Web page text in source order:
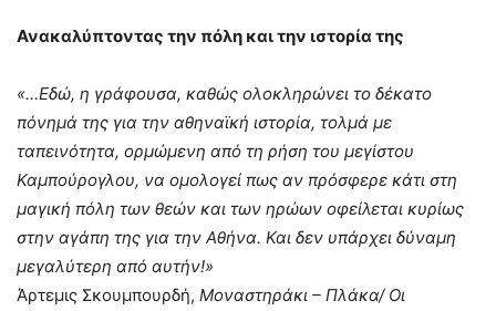
Ανακαλύπτοντας την πόλη και την ιστορία της
«…Εδώ, η γράφουσα, καθώς ολοκληρώνει το δέκατο
πόνημά της για την αθηναϊκή ιστορία, τολμά με
ταπεινότητα, ορμώμενη από τη ρήση του μεγίστου
Καμπούρογλου, να ομολογεί πως αν πρόσφερε κάτι στη
μαγική πόλη των θεών και των ηρώων οφείλεται κυρίως
στην αγάπη της για την Αθήνα. Και δεν υπάρχει δύναμη
μεγαλύτερη από αυτήν!»
Άρτεμις Σκουμπουρδή, Μοναστηράκι – Πλάκα/ Οι